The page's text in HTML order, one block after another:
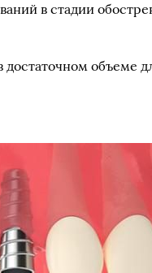
в стадии
достаточном объеме